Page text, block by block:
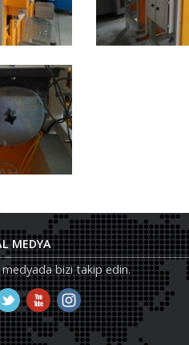
MEDYA
medyada bizi takip edin.